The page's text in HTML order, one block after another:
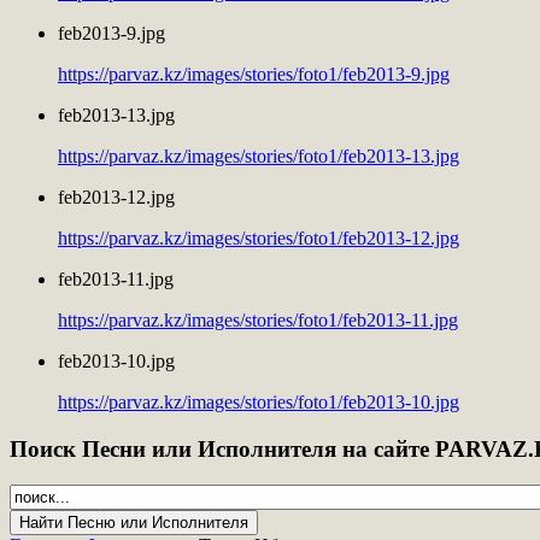
feb2013-9.jpg
https://parvaz.kz/images/stories/foto1/feb2013-9.jpg
feb2013-13.jpg
https://parvaz.kz/images/stories/foto1/feb2013-13.jpg
feb2013-12.jpg
https://parvaz.kz/images/stories/foto1/feb2013-12.jpg
feb2013-11.jpg
https://parvaz.kz/images/stories/foto1/feb2013-11.jpg
feb2013-10.jpg
https://parvaz.kz/images/stories/foto1/feb2013-10.jpg
Поиск Песни или Исполнителя на сайте